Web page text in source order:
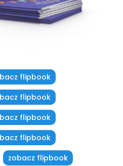
flipbook
flipbook
flipbook
flipbook
zobacz flipbook